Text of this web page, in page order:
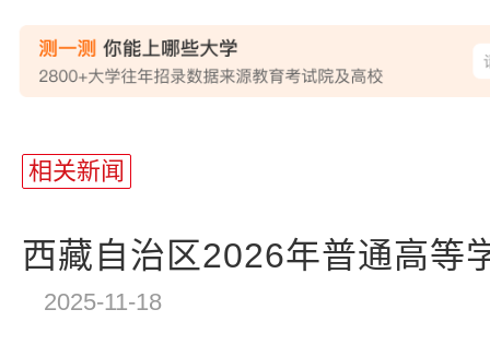
相关新闻
西藏自治区2026年普通高等
2025-11-18